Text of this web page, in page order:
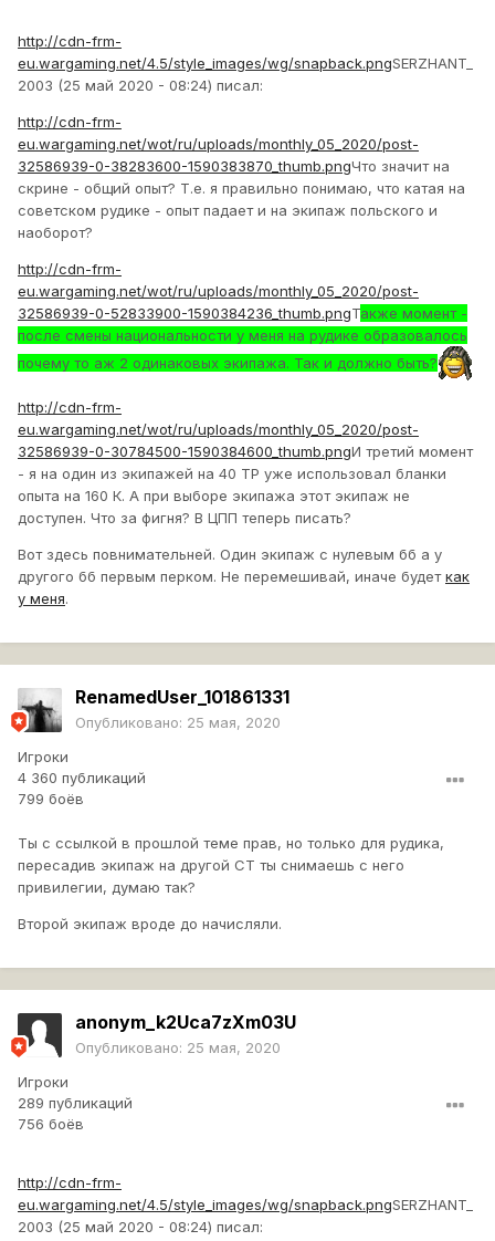
http://cdn-frm-
eu.wargaming.net/4.5/style_images/wg/snapback.pngSERZHANT_
2003 (25 май 2020 - 08:24) писал:
http://cdn-frm-
eu.wargaming.net/wot/ru/uploads/monthly_05_2020/post-
32586939-0-38283600-1590383870_thumb.pngЧто значит на
скрине - общий опыт? Т.е. я правильно понимаю, что катая на
советском рудике - опыт падает и на экипаж польского и
наоборот?
http://cdn-frm-
eu.wargaming.net/wot/ru/uploads/monthly_05_2020/post-
32586939-0-52833900-1590384236_thumb.pngТакже момент -
после смены национальности у меня на рудике образовалось
почему то аж 2 одинаковых экипажа. Так и должно быть?
http://cdn-frm-
eu.wargaming.net/wot/ru/uploads/monthly_05_2020/post-
32586939-0-30784500-1590384600_thumb.pngИ третий момент
- я на один из экипажей на 40 TP уже использовал бланки
опыта на 160 К. А при выборе экипажа этот экипаж не
доступен. Что за фигня? В ЦПП теперь писать?
Вот здесь повнимательней. Один экипаж с нулевым бб а у
другого бб первым перком. Не перемешивай, иначе будеткак
у меня.
RenamedUser_101861331
Опубликовано: 25 мая, 2020
Игроки
4 360 публикаций
799 боёв
Ты с ссылкой в прошлой теме прав, но только для рудика,
пересадив экипаж на другой СТ ты снимаешь с него
привилегии, думаю так?
Второй экипаж вроде до начисляли.
anonym_k2Uca7zXm03U
Опубликовано: 25 мая, 2020
Игроки
289 публикаций
756 боёв
http://cdn-frm-
eu.wargaming.net/4.5/style_images/wg/snapback.pngSERZHANT_
2003 (25 май 2020 - 08:24) писал: